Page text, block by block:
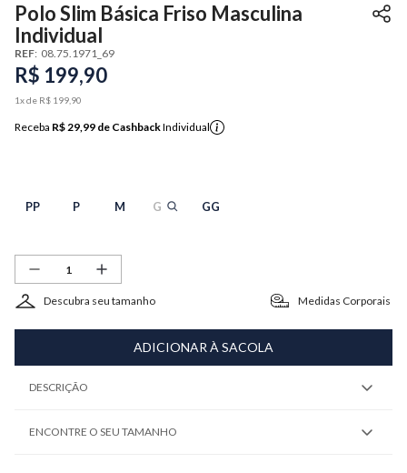
Polo Slim Básica Friso Masculina
Individual
REF: 08.75.1971_69
R$ 199,90
1x de R$ 199 90
Receba R$ 29,99 de CashbackIndividual
PP P M G GG
Descubra seu tamanho Medidas Corporais
ADICIONAR À SACOLA
DESCRIÇÃO
ENCONTRE O SEU TAMANHO